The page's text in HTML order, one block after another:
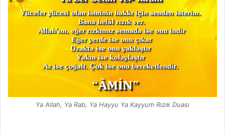
Ya Allah, Ya Rab, Ya Hayyu Ya Kayyum Rızık Duası